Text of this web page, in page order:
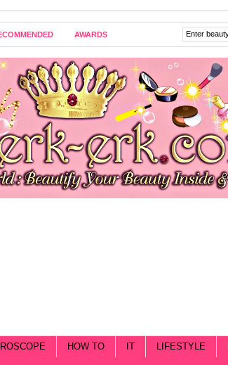
AWARDS
HOW TO IT LIFESTYLE